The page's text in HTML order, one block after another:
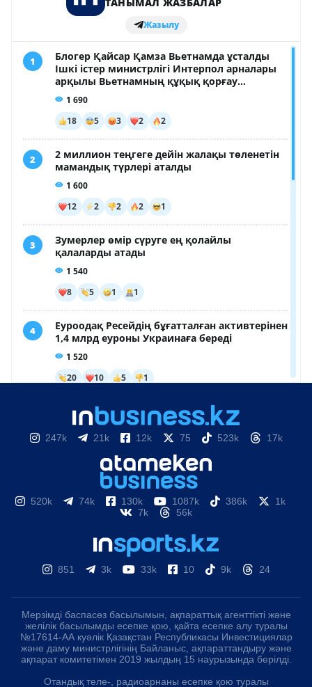
247k 21k 12k 75 523k 17k
520k 74k 130k 1087k 386k
1k
7k
56k
851 3k 33k 10 9k 24
Мерзімді баспасөз басылымын, ақпараттық агенттікті және
желілік басылымды есепке қою, қайта есепке алу туралы
№17614-АА куәлік Қазақстан Республикасы Инвестициялар
және даму министрлігінің Байланыс, ақпараттандыру және
ақпарат комитетімен 2019 жылдың 15 наурызында берілді.
Отандық теле-, радиоарнаны есепке қою туралы